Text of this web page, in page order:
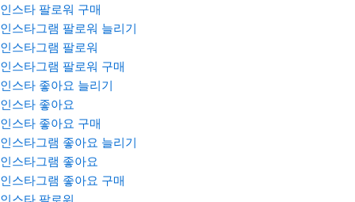
인스타 팔로워 구매
인스타그램 팔로워 늘리기
인스타그램 팔로워
인스타그램 팔로워 구매
인스타 좋아요 늘리기
인스타 좋아요
인스타 좋아요 구매
인스타그램 좋아요 늘리기
인스타그램 좋아요
인스타그램 좋아요 구매